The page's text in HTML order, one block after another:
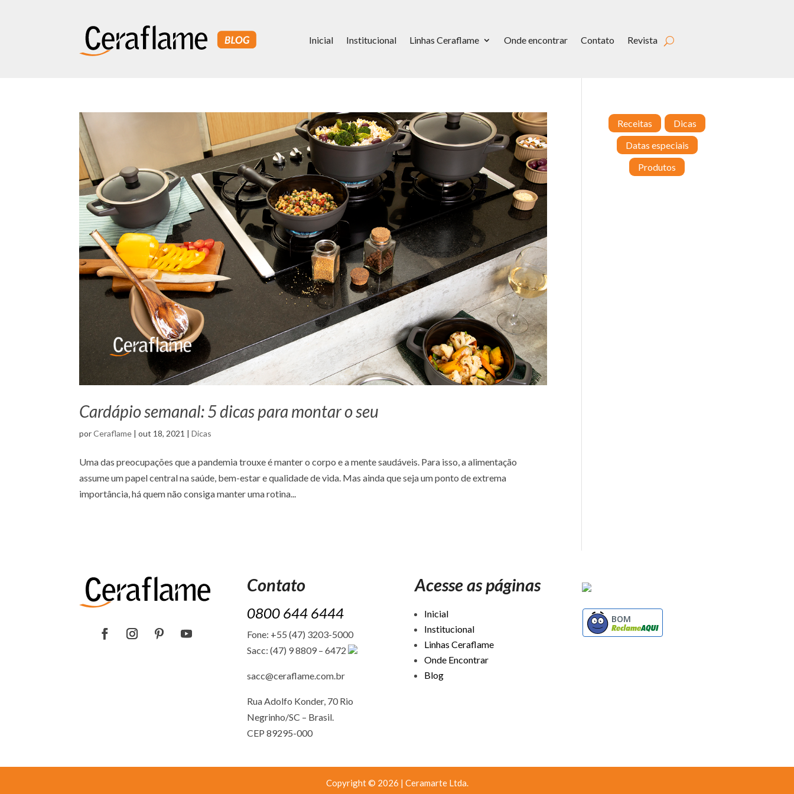
Inicial Institucional Linhas Ceraflame Onde encontrar Contato Revista
Cardápio semanal: 5 dicas para montar o seu
porCeraflame |out 18, 2021 |Dicas
Uma das preocupações que a pandemia trouxe é manter o corpo e a mente saudáveis. Para isso, a alimentação
assume um papel central na saúde, bem-estar e qualidade de vida. Mas ainda que seja um ponto de extrema
importância, há quem não consiga manter uma rotina...
Receitas
Dicas
Datas especiais
Produtos
Contato
0800 644 6444
Fone: +55 (47) 3203-5000
Sacc: (47) 9 8809 – 6472
sacc@ceraflame.com.br
Rua Adolfo Konder, 70 Rio
Negrinho/SC – Brasil.
CEP 89295-000
Acesse as páginas
Inicial
Institucional
Linhas Ceraflame
Onde Encontrar
Blog
BOM
Copyright © 2026 | Ceramarte Ltda.